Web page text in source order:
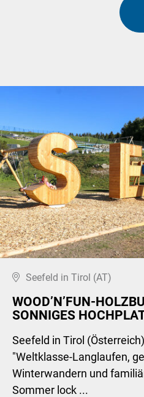
Seefeld in Tirol (AT)
WOOD’N’FUN-
SONNIGES
Seefeld in Tirol
"Weltklasse-Langlaufen,
Winterwandern und
Sommer lock ...